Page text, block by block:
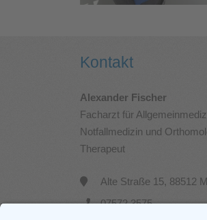
Kontakt
Alexander Fischer
Facharzt für
Notfallmedizin und
Therapeut
Alte Straße 15, 88512
07572 3575